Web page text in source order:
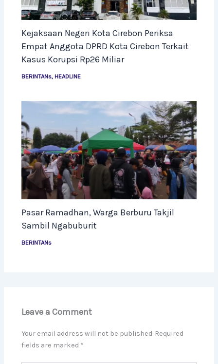
Kejaksaan Negeri Kota Cirebon Periksa
Empat Anggota DPRD Kota Cirebon Terkait
Kasus Korupsi Rp26 Miliar
BERINTANs, HEADLINE
Pasar Ramadhan, Warga Berburu Takjil
Sambil Ngabuburit
BERINTANs
Leave a Comment
Your email address will not be published. Required
fields are marked *